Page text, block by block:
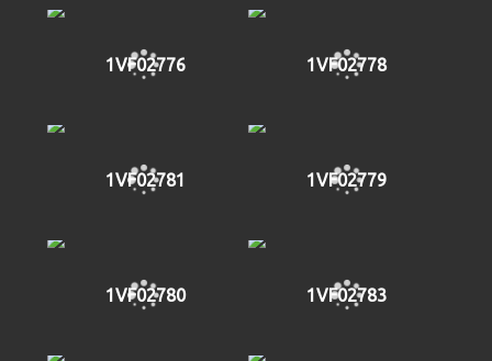
1VF02776 1VF02778
1VF02781 1VF02779
1VF02780 1VF02783